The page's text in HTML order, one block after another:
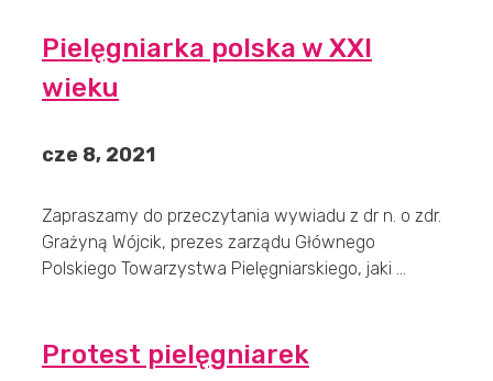
Pielęgniarka polska w XXI
wieku
cze 8, 2021
Zapraszamy do przeczytania wywiadu z dr n. o zdr.
Grażyną Wójcik, prezes zarządu Głównego
Polskiego Towarzystwa Pielęgniarskiego, jaki ...
Protest pielęgniarek